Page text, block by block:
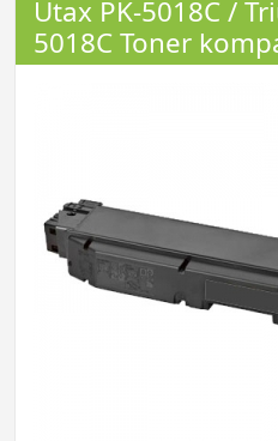
Utax PK-5018C /
5018C Toner